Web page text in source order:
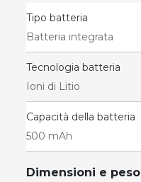
Tipo batteria
Batteria integrata
Tecnologia batteria
Ioni di Litio
Capacità della batteria
500 mAh
Dimensioni e peso